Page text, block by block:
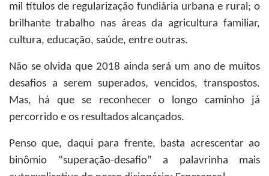
mil títulos de regularização fundiária urbana e rural; o
brilhante trabalho nas áreas da agricultura familiar,
cultura, educação, saúde, entre outras.
Não se olvida que 2018 ainda será um ano de muitos
desafios a serem superados, vencidos, transpostos.
Mas, há que se reconhecer o longo caminho já
percorrido e os resultados alcançados.
Penso que, daqui para frente, basta acrescentar ao
binômio “superação-desafio” a palavrinha mais